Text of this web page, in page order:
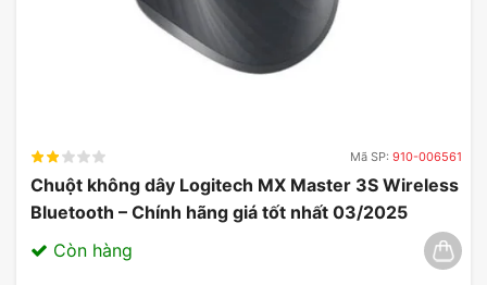
Mã SP: 910-006561
Chuột không dây Logitech MX Master 3S Wireless
Bluetooth – Chính hãng giá tốt nhất 03/2025
Còn hàng